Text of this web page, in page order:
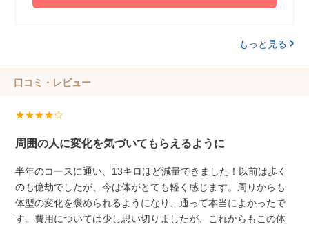
もっと見る
口コミ・レビュー
★★★★☆
周囲の人に変化を気づいてもらえるように
半年のコースに通い、13キロほど減量できました！以前は歩く
のも億劫でしたが、今は体がとても軽く感じます。周りからも
体型の変化を褒められるようになり、通って本当によかったで
す。費用については少し思い切りましたが、これからもこの体